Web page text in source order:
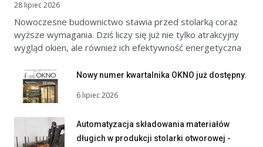
28 lipiec 2026
Nowoczesne budownictwo stawia przed stolarką coraz
wyższe wymagania. Dziś liczy się już nie tylko atrakcyjny
wygląd okien, ale również ich efektywność energetyczna
Nowy numer kwartalnika OKNO już dostępny.
6 lipiec 2026
Automatyzacja składowania materiałów
długich w produkcji stolarki otworowej -